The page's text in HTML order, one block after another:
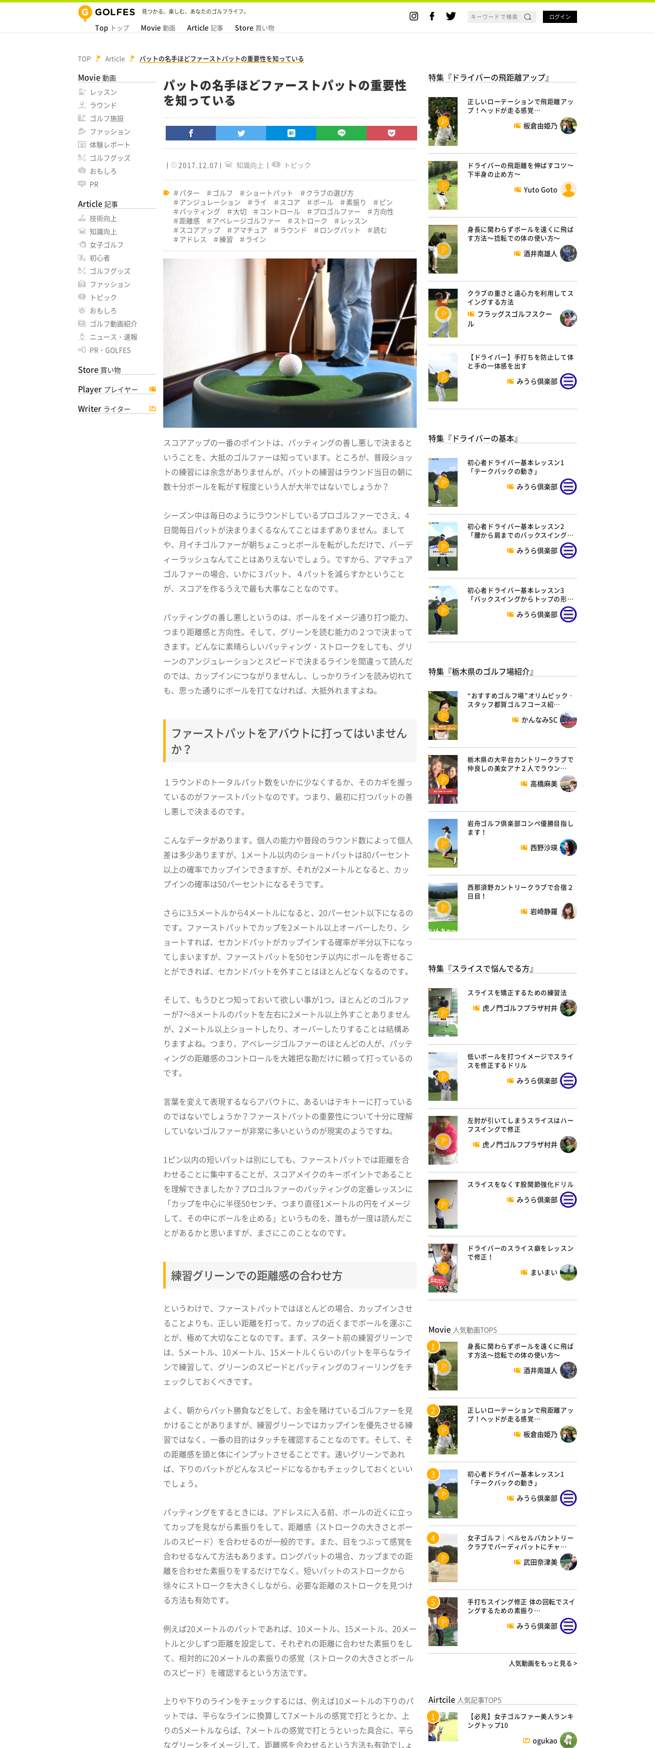
見つかる、楽しむ、あなたのゴルフライフ。
Top トップ Movie 動画 Article 記事 Store 買い物
ログイン
TOP Article パットの名手ほどファーストパットの重要性を知っている
Movie 動画
レッスン
ラウンド
ゴルフ施設
ファッション
体験レポート
ゴルフグッズ
おもしろ
PR
Article 記事
技術向上
知識向上
女子ゴルフ
初心者
ゴルフグッズ
ファッション
トピック
おもしろ
ゴルフ動画紹介
ニュース・速報
PR・GOLFES
Store 買い物
Player プレイヤー
Writer ライター
パットの名手ほどファーストパットの重要性
を知っている
2017.12.07 知識向上 トピック
パター ゴルフ ショートパット
クラブの選び方
アンジュレーション
ライ スコア ボール 素振り
ピン
パッティング
大切 コントロール プロゴルファー
方向性
距離感
アベレージゴルファー ストローク
レッスン
スコアアップ
アマチュア ラウンド ロングパット
読む
アドレス
練習 ライン
スコアアップの一番のポイントは、パッティングの善し悪しで決まると
いうことを、大抵のゴルファーは知っています。ところが、普段ショッ
トの練習には余念がありませんが、パットの練習はラウンド当日の朝に
数十分ボールを転がす程度という人が大半ではないでしょうか？
シーズン中は毎日のようにラウンドしているプロゴルファーでさえ、4
日間毎日パットが決まりまくるなんてことはまずありません。まして
や、月イチゴルファーが朝ちょこっとボールを転がしただけで、バーデ
ィーラッシュなんてことはありえないでしょう。ですから、アマチュア
ゴルファーの場合、いかに３パット、４パットを減らすかということ
が、スコアを作るうえで最も大事なことなのです。
パッティングの善し悪しというのは、ボールをイメージ通り打つ能力、
つまり距離感と方向性。そして、グリーンを読む能力の２つで決まって
きます。どんなに素晴らしいパッティング・ストロークをしても、グリ
ーンのアンジュレーションとスピードで決まるラインを間違って読んだ
のでは、カップインにつながりませんし、しっかりラインを読み切れて
も、思った通りにボールを打てなければ、大抵外れますよね。
ファーストパットをアバウトに打ってはいません
か？
１ラウンドのトータルパット数をいかに少なくするか、そのカギを握っ
ているのがファーストパットなのです。つまり、最初に打つパットの善
し悪しで決まるのです。
こんなデータがあります。個人の能力や普段のラウンド数によって個人
差は多少ありますが、1メートル以内のショートパットは80パーセント
以上の確率でカップインできますが、それが2メートルとなると、カッ
プインの確率は50パーセントになるそうです。
さらに3.5メートルから4メートルになると、20パーセント以下になるの
です。ファーストパットでカップを2メートル以上オーバーしたり、シ
ョートすれば、セカンドパットがカップインする確率が半分以下になっ
てしまいますが、ファーストパットを50センチ以内にボールを寄せるこ
とができれば、セカンドパットを外すことはほとんどなくなるのです。
そして、もうひとつ知っておいて欲しい事が1つ。ほとんどのゴルファ
ーが7～8メートルのパットを左右に2メートル以上外すことありません
が、2メートル以上ショートしたり、オーバーしたりすることは結構あ
りますよね。つまり、アベレージゴルファーのほとんどの人が、パッテ
ィングの距離感のコントロールを大雑把な勘だけに頼って打っているの
です。
言葉を変えて表現するならアバウトに、あるいはテキトーに打っている
のではないでしょうか？ファーストパットの重要性について十分に理解
していないゴルファーが非常に多いというのが現実のようですね。
1ピン以内の短いパットは別にしても、ファーストパットでは距離を合
わせることに集中することが、スコアメイクのキーポイントであること
を理解できましたか？プロゴルファーのパッティングの定番レッスンに
「カップを中心に半径50センチ、つまり直径1メートルの円をイメージ
して、その中にボールを止める」というものを、誰もが一度は読んだこ
とがあるかと思いますが、まさにこのことなのです。
練習グリーンでの距離感の合わせ方
というわけで、ファーストパットではほとんどの場合、カップインさせ
ることよりも、正しい距離を打って、カップの近くまでボールを運ぶこ
とが、極めて大切なことなのです。まず、スタート前の練習グリーンで
は、5メートル、10メートル、15メートルくらいのパットを平らなライ
ンで練習して、グリーンのスピードとパッティングのフィーリングをチ
ェックしておくべきです。
よく、朝からパット勝負などをして、お金を賭けているゴルファーを見
かけることがありますが、練習グリーンではカップインを優先させる練
習ではなく、一番の目的はタッチを確認することなのです。そして、そ
の距離感を頭と体にインプットさせることです。速いグリーンであれ
ば、下りのパットがどんなスピードになるかもチェックしておくといい
でしょう。
パッティングをするときには、アドレスに入る前、ボールの近くに立っ
てカップを見ながら素振りをして、距離感（ストロークの大きさとボー
ルのスピード）を合わせるのが一般的です。また、目をつぶって感覚を
合わせるなんて方法もあります。ロングパットの場合、カップまでの距
離を合わせた素振りをするだけでなく、短いパットのストロークから
徐々にストロークを大きくしながら、必要な距離のストロークを見つけ
る方法も有効です。
例えば20メートルのパットであれば、10メートル、15メートル、20メー
トルと少しずつ距離を設定して、それぞれの距離に合わせた素振りをし
て、相対的に20メートルの素振りの感覚（ストロークの大きさとボール
のスピード）を確認するという方法です。
上りや下りのラインをチェックするには、例えば10メートルの下りのパ
ットでは、平らなラインに換算して7メートルの感覚で打とうとか、上
りの5メートルならば、7メートルの感覚で打とうといった具合に、平ら
なグリーンをイメージして、距離感を合わせるという方法も有効でしょ
特集『ドライバーの飛距離アップ』
正しいローテーションで飛距離アッ
プ！ヘッドが走る感覚…
板倉由姫乃
ドライバーの飛距離を伸ばすコツ〜
下半身の止め方〜
Yuto Goto
身長に関わらずボールを遠くに飛ば
す方法～捻転での体の使い方～
酒井南雄人
クラブの重さと遠心力を利用してス
イングする方法
フラッグスゴルフスクー
ル
【ドライバー】手打ちを防止して体
と手の一体感を出す
みうら倶楽部
特集『ドライバーの基本』
初心者ドライバー基本レッスン1
「テークバックの動き」
みうら倶楽部
初心者ドライバー基本レッスン2
「腰から肩までのバックスイング…
みうら倶楽部
初心者ドライバー基本レッスン3
「バックスイングからトップの形…
みうら倶楽部
特集『栃木県のゴルフ場紹介』
“おすすめゴルフ場”オリムピック・
スタッフ都賀ゴルフコース紹…
かんなみSC
栃木県の大平台カントリークラブで
仲良しの美女アナ２人でラウン…
高橋麻美
岩舟ゴルフ倶楽部コンペ優勝目指し
ます！
西野沙瑛
西那須野カントリークラブで合宿２
日目！
岩崎静羅
特集『スライスで悩んでる方』
スライスを矯正するための練習法
虎ノ門ゴルフプラザ村井
低いボールを打つイメージでスライ
スを修正するドリル
みうら倶楽部
左肘が引いてしまうスライスはハー
フスイングで修正
虎ノ門ゴルフプラザ村井
スライスをなくす股関節強化ドリル
みうら倶楽部
ドライバーのスライス癖をレッスン
で修正！
まいまい
Movie 人気動画TOP5
身長に関わらずボールを遠くに飛ば
す方法～捻転での体の使い方～
酒井南雄人
正しいローテーションで飛距離アッ
プ！ヘッドが走る感覚…
板倉由姫乃
初心者ドライバー基本レッスン1
「テークバックの動き」
みうら倶楽部
女子ゴルフ｜ベルセルバカントリー
クラブでバーディパットにチャ…
武田奈津美
手打ちスイング修正 体の回転でスイ
ングするための素振り…
みうら倶楽部
人気動画をもっと見る >
Airtcile 人気記事TOP5
【必見】女子ゴルファー美人ランキ
ングトップ10
ogukao